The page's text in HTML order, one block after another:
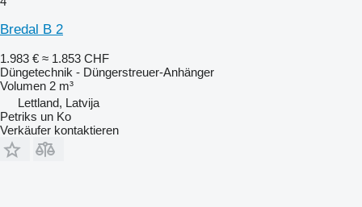
Bredal B 2
1.983 € ≈ 1.853 CHF
Düngetechnik - Düngerstreuer-Anhänger
Volumen 2 m³
Lettland, Latvija
Petriks un Ko
Verkäufer kontaktieren